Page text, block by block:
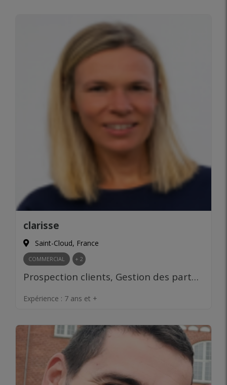
clarisse
Saint-Cloud, France
COMMERCIAL + 2
Prospection clients, Gestion des partenariats, Négociation commerciale, Développement de réseau, Analyse des marchés, Product Management, Gestion d’équipe, Leadership
Expérience : 7 ans et +